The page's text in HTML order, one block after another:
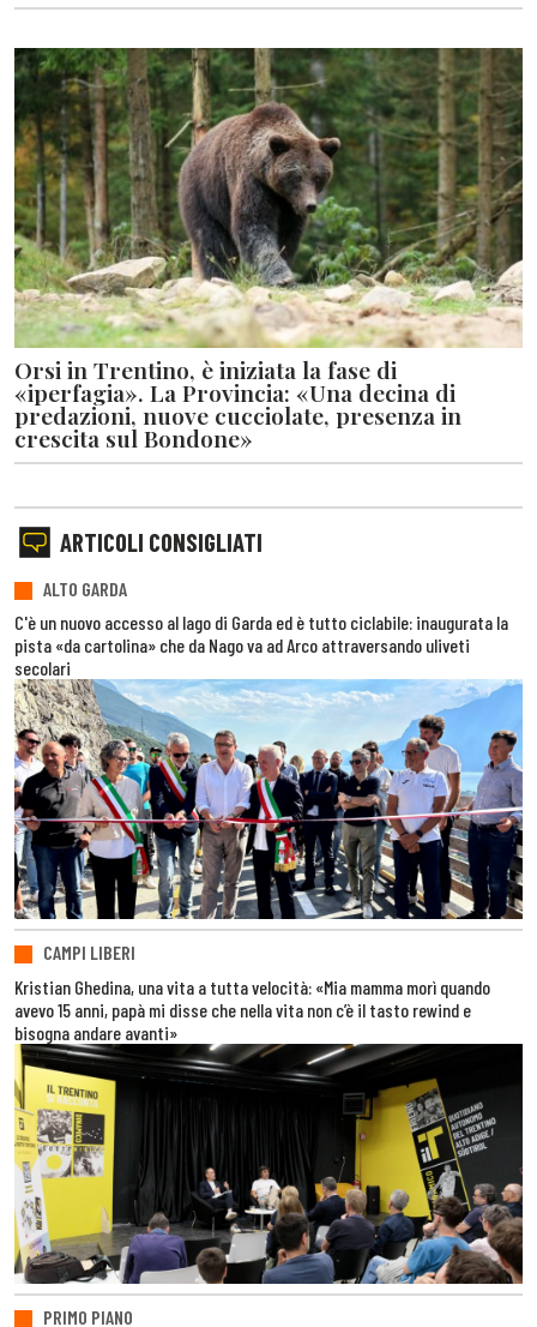
Orsi in Trentino, è iniziata la fase di
«iperfagia». La Provincia: «Una decina di
predazioni, nuove cucciolate, presenza in
crescita sul Bondone»
ARTICOLI CONSIGLIATI
ALTO GARDA
C'è un nuovo accesso al lago di Garda ed è tutto ciclabile: inaugurata la
pista «da cartolina» che da Nago va ad Arco attraversando uliveti
secolari
CAMPI LIBERI
Kristian Ghedina, una vita a tutta velocità: «Mia mamma morì quando
avevo 15 anni, papà mi disse che nella vita non c’è il tasto rewind e
bisogna andare avanti»
PRIMO PIANO